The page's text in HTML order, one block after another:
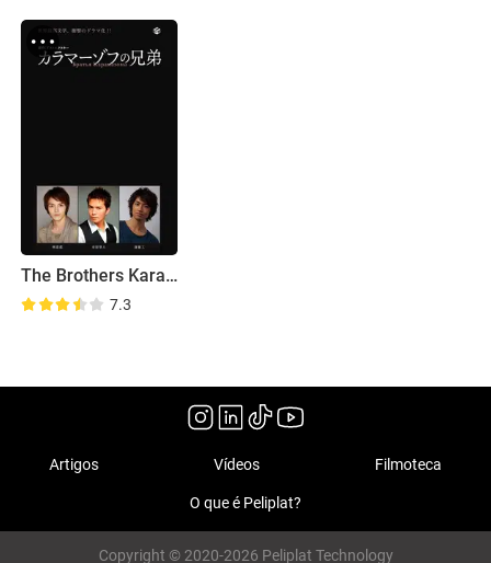
The Brothers Karamazov
7.3
Artigos Vídeos Filmoteca
O que é Peliplat?
Copyright © 2020-2026 Peliplat Technology